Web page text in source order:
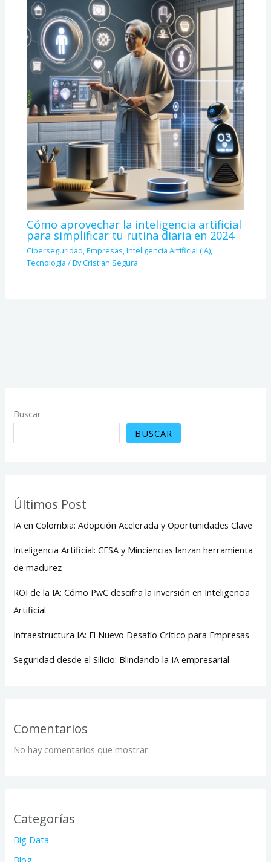
Cómo aprovechar la inteligencia artificial
para simplificar tu rutina diaria en 2024
Ciberseguridad,Empresas,Inteligencia Artificial (IA),
Tecnología / ByCristian Segura
Buscar
BUSCAR
Últimos Post
IA en Colombia: Adopción Acelerada y Oportunidades Clave
Inteligencia Artificial: CESA y Minciencias lanzan herramienta
de madurez
ROI de la IA: Cómo PwC descifra la inversión en Inteligencia
Artificial
Infraestructura IA: El Nuevo Desafío Crítico para Empresas
Seguridad desde el Silicio: Blindando la IA empresarial
Comentarios
No hay comentarios que mostrar.
Categorías
Big Data
Blog